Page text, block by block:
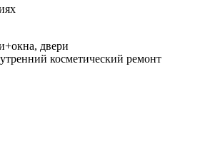
двери
косметический ремонт